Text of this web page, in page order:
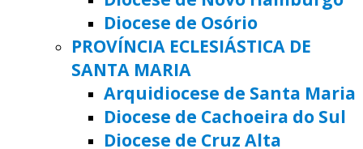
Diocese de Osório
PROVÍNCIA ECLESIÁSTICA DE
SANTA MARIA
Arquidiocese de Santa Maria
Diocese de Cachoeira do Sul
Diocese de Cruz Alta